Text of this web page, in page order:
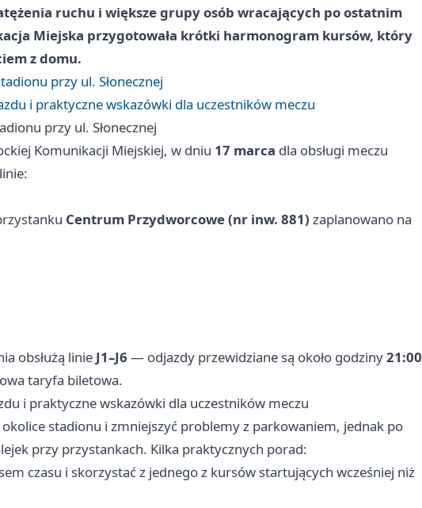
ruchu i większe grupy osób wracających po ostatnim
Miejska przygotowała krótki harmonogram kursów, który
z domu.
przy ul. Słonecznej
i praktyczne wskazówki dla uczestników meczu
przy ul. Słonecznej
Komunikacji Miejskiej, w dniu 17 marca dla obsługi meczu
Centrum Przydworcowe (nr inw. 881) zaplanowano na
obsłużą linie J1–J6 — odjazdy przewidziane są około godziny21:00
taryfa biletowa.
i praktyczne wskazówki dla uczestników meczu
stadionu i zmniejszyć problemy z parkowaniem, jednak po
przy przystankach. Kilka praktycznych porad:
czasu i skorzystać z jednego z kursów startujących wcześniej niż